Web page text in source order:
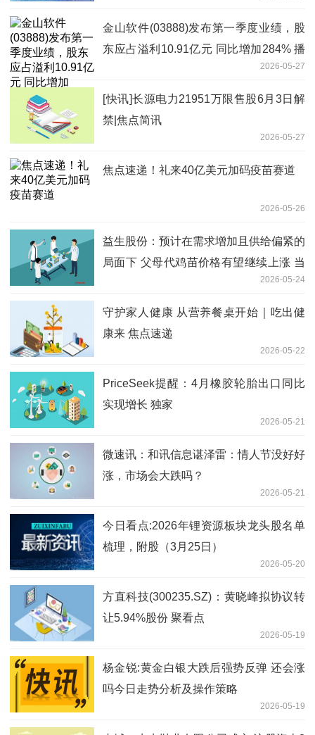
金山软件(03888)发布第一季度业绩，股
东应占溢利10.91亿元 同比增加284% 播
2026-05-27
[快讯]长源电力21951万限售股6月3日解
禁|焦点简讯
2026-05-27
焦点速递！礼来40亿美元加码疫苗赛道
2026-05-26
益生股份：预计在需求增加且供给偏紧的
局面下 父母代鸡苗价格有望继续上涨 当
2026-05-24
守护家人健康 从营养餐桌开始｜吃出健
康来 焦点速递
2026-05-22
PriceSeek提醒：4月橡胶轮胎出口同比
实现增长 独家
2026-05-21
微速讯：和讯信息谌泽雷：情人节没好好
涨，市场会大跌吗？
2026-05-21
今日看点:2026年锂资源板块龙头股名单
梳理，附股（3月25日）
2026-05-20
方直科技(300235.SZ)：黄晓峰拟协议转
让5.94%股份 聚看点
2026-05-19
杨金锐:黄金白银大跌后强势反弹 还会涨
吗今日走势分析及操作策略
2026-05-19